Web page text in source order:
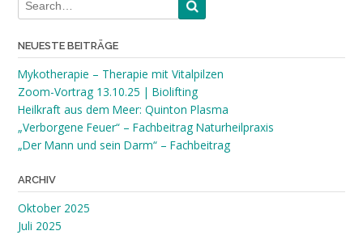
NEUESTE BEITRÄGE
Mykotherapie – Therapie mit Vitalpilzen
Zoom-Vortrag 13.10.25 | Biolifting
Heilkraft aus dem Meer: Quinton Plasma
„Verborgene Feuer“ – Fachbeitrag Naturheilpraxis
„Der Mann und sein Darm“ – Fachbeitrag
ARCHIV
Oktober 2025
Juli 2025